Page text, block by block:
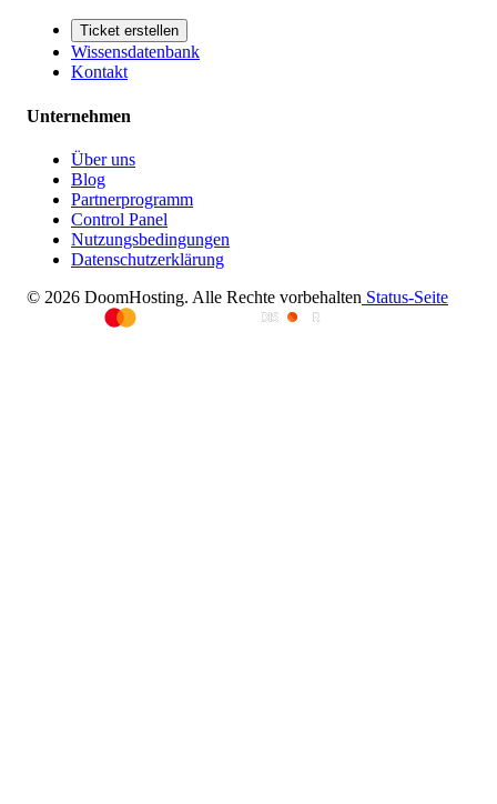
Ticket erstellen
Wissensdatenbank
Kontakt
Unternehmen
Über uns
Blog
Partnerprogramm
Control Panel
Nutzungsbedingungen
Datenschutzerklärung
© 2026 DoomHosting. Alle Rechte vorbehalten Status-Seite